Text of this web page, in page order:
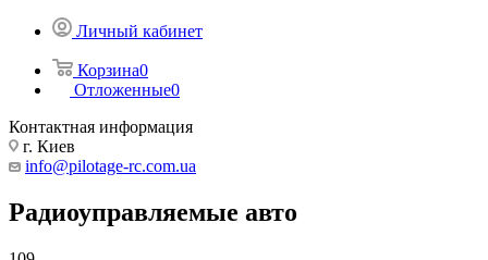
Личный кабинет
Корзина0
Отложенные0
Контактная информация
г. Киев
info@pilotage-rc.com.ua
Радиоуправляемые авто